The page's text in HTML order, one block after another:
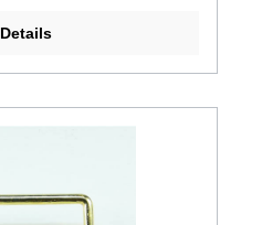
Details